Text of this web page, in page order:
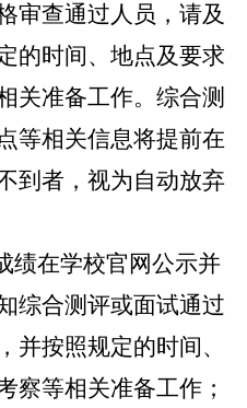
审查通过人员，请及
的时间、地点及要求
关准备工作。综合测
等相关信息将提前在
到者，视为自动放弃
绩在学校官网公示并
综合测评或面试通过
并按照规定的时间、
察等相关准备工作；